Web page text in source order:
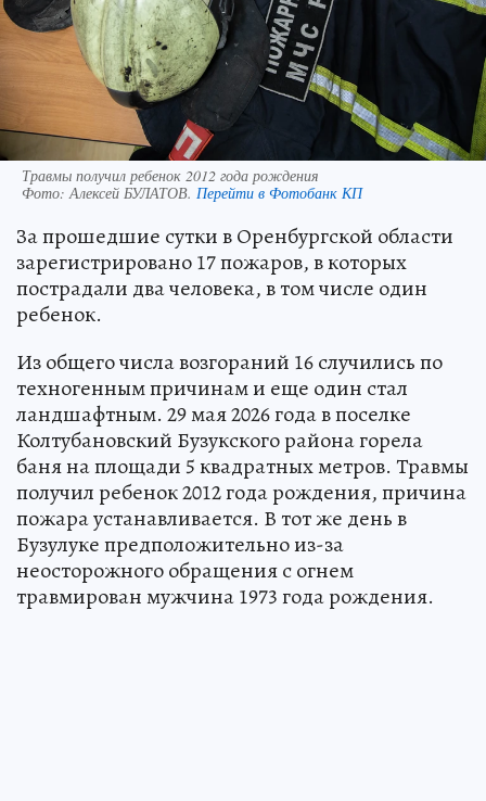
Травмы получил ребенок 2012 года рождения
Фото: Алексей БУЛАТОВ. Перейти в Фотобанк КП
За прошедшие сутки в Оренбургской области
зарегистрировано 17 пожаров, в которых
пострадали два человека, в том числе один
ребенок.
Из общего числа возгораний 16 случились по
техногенным причинам и еще один стал
ландшафтным. 29 мая 2026 года в поселке
Колтубановский Бузукского района горела
баня на площади 5 квадратных метров. Травмы
получил ребенок 2012 года рождения, причина
пожара устанавливается. В тот же день в
Бузулуке предположительно из-за
неосторожного обращения с огнем
травмирован мужчина 1973 года рождения.